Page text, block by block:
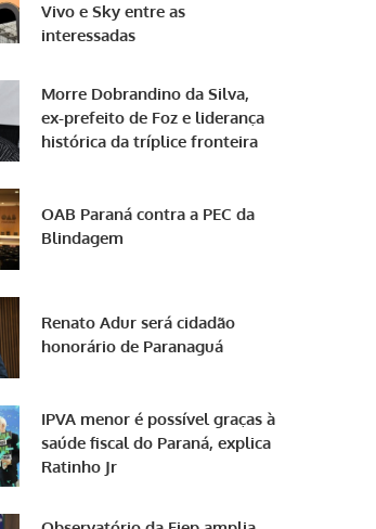
Vivo e Sky entre as
interessadas
Morre Dobrandino da Silva,
ex-prefeito de Foz e liderança
histórica da tríplice fronteira
OAB Paraná contra a PEC da
Blindagem
Renato Adur será cidadão
honorário de Paranaguá
IPVA menor é possível graças à
saúde fiscal do Paraná, explica
Ratinho Jr